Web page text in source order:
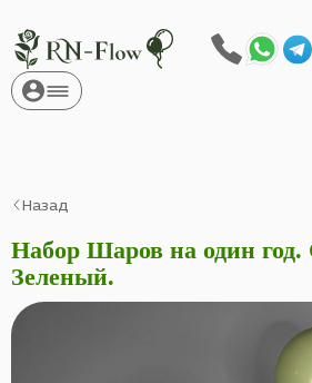
Назад
Набор Шаров на один год.
Зеленый.